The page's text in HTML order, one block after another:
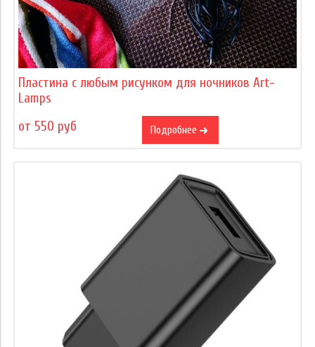
Пластина с любым рисунком для ночников Art-
Lamps
от 550 руб
Подробнее